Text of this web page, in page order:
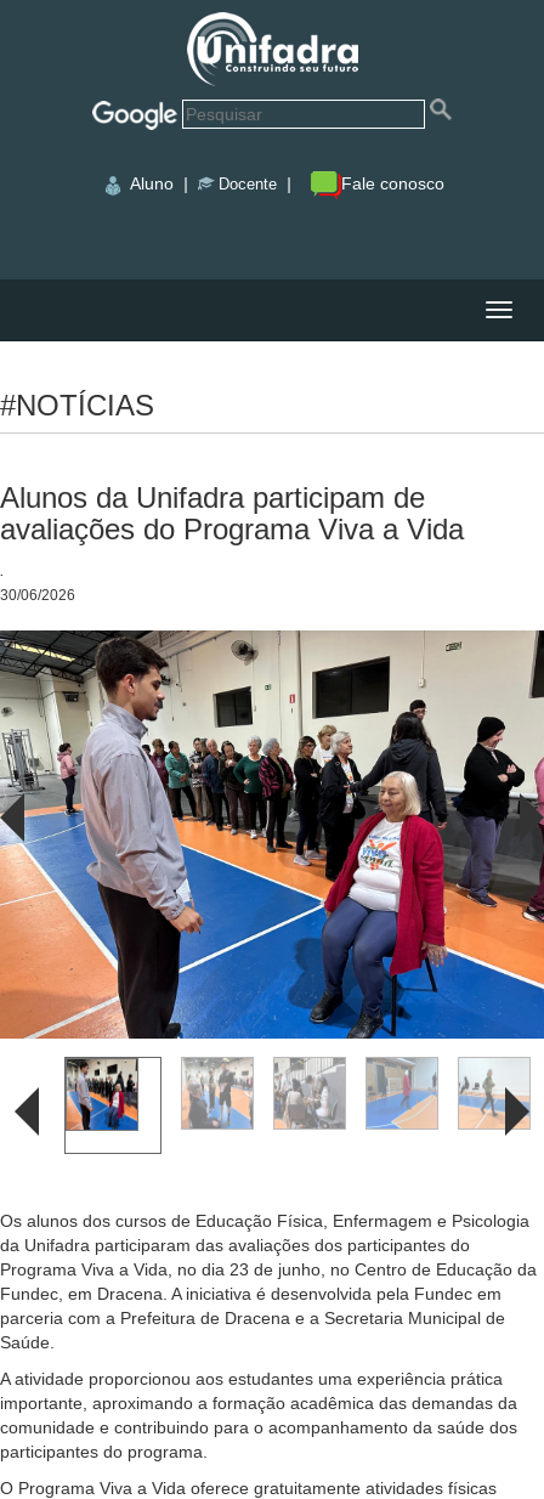
Aluno | Docente | Fale conosco
#NOTÍCIAS
Alunos da Unifadra participam de
avaliações do Programa Viva a Vida
30/06/2026
Os alunos dos cursos de Educação Física, Enfermagem e Psicologia
da Unifadra participaram das avaliações dos participantes do
Programa Viva a Vida, no dia 23 de junho, no Centro de Educação da
Fundec, em Dracena. A iniciativa é desenvolvida pela Fundec em
parceria com a Prefeitura de Dracena e a Secretaria Municipal de
Saúde.
A atividade proporcionou aos estudantes uma experiência prática
importante, aproximando a formação acadêmica das demandas da
comunidade e contribuindo para o acompanhamento da saúde dos
participantes do programa.
O Programa Viva a Vida oferece gratuitamente atividades físicas